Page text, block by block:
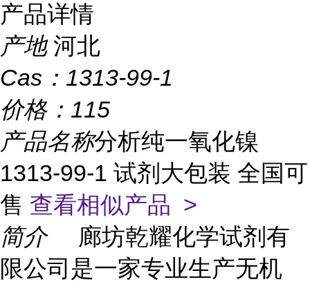
产品详情
产地 河北
Cas： 1313-99-1
价格： 115
产品名称分析纯一氧化镍
1313-99-1 试剂大包装 全国可
售 查看相似产品 >
简介
廊坊乾耀化学试剂有
限公司是一家专业生产无机